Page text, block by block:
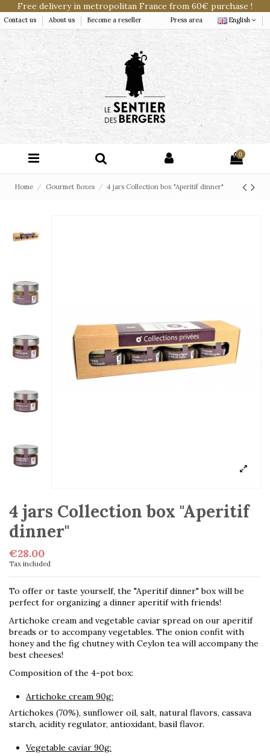
Free delivery in metropolitan France from 60€ purchase !
Contact us About us Become a reseller Press area English
0
Home Gourmet Boxes 4 jars Collection box "Aperitif dinner"
4 jars Collection box "Aperitif
dinner"
€28.00
Tax included
To offer or taste yourself, the "Aperitif dinner" box will be
perfect for organizing a dinner aperitif with friends!
Artichoke cream and vegetable caviar spread on our aperitif
breads or to accompany vegetables. The onion confit with
honey and the fig chutney with Ceylon tea will accompany the
best cheeses!
Composition of the 4-pot box:
Artichoke cream 90g:
Artichokes (70%), sunflower oil, salt, natural flavors, cassava
starch, acidity regulator, antioxidant, basil flavor.
Vegetable caviar 90g: